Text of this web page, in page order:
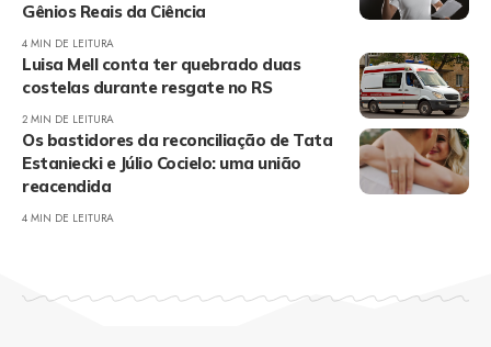
Gênios Reais da Ciência
4 MIN DE LEITURA
Luisa Mell conta ter quebrado duas
costelas durante resgate no RS
2 MIN DE LEITURA
Os bastidores da reconciliação de Tata
Estaniecki e Júlio Cocielo: uma união
reacendida
4 MIN DE LEITURA